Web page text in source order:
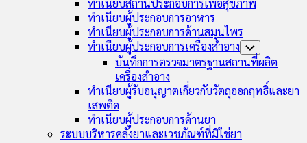
ทำเนียบสถานประกอบการเพื่อสุขภาพ
ทำเนียบผู้ประกอบการอาหาร
ทำเนียบผู้ประกอบการด้านสมุนไพร
ทำเนียบผู้ประกอบการเครื่องสำอาง Toggle
Child
Menu
บันทึกการตรวจมาตรฐานสถานที่ผลิต
เครื่องสำอาง
ทำเนียบผู้รับอนุญาตเกี่ยวกับวัตถุออกฤทธิ์และยา
เสพติด
ทำเนียบผู้ประกอบการด้านยา
ระบบบริหารคลังยาและเวชภัณฑ์ที่มิใช่ยา